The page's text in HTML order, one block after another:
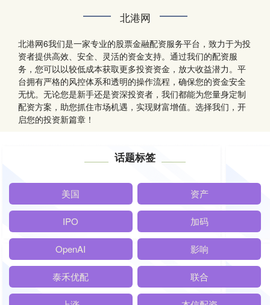
北港网
北港网6我们是一家专业的股票金融配资服务平台，致力于为投
资者提供高效、安全、灵活的资金支持。通过我们的配资服
务，您可以以较低成本获取更多投资资金，放大收益潜力。平
台拥有严格的风控体系和透明的操作流程，确保您的资金安全
无忧。无论您是新手还是资深投资者，我们都能为您量身定制
配资方案，助您抓住市场机遇，实现财富增值。选择我们，开
启您的投资新篇章！
话题标签
美国 资产
IPO 加码
OpenAI 影响
泰禾优配 联合